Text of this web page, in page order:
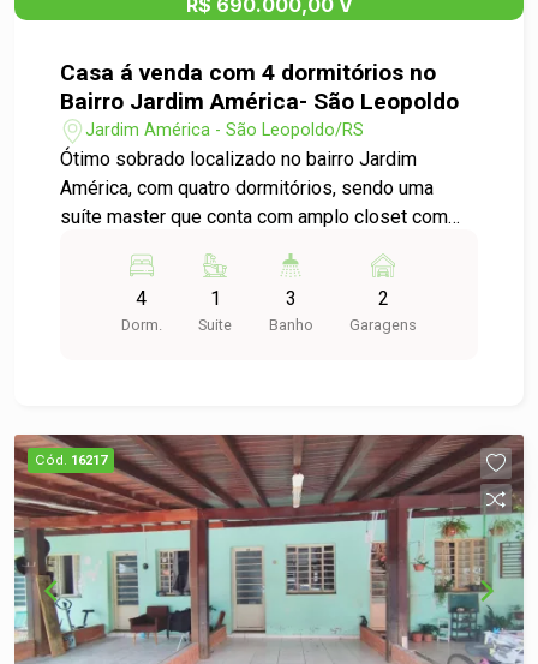
Casa á venda com 4 dormitórios no
Bairro Jardim América- São Leopoldo
Jardim América - São Leopoldo/RS
Ótimo sobrado localizado no bairro Jardim
América, com quatro dormitórios, sendo uma
suíte master que conta com amplo closet com
banheira de hidromassagem e sacada. O imóvel
dispõe ainda de banheiro social, lavabo, garagem
para dois carros, sala de estar aconchegante com
Jardim América, o sobrado está próximo de
supermercados, escolas, inclusive o IFSul,
academias, comércio em geral e empresas
industriais. Possui documentação em dia, aceita
financiamento bancário e estuda propostas
envolvendo parte do valor em imóvel, automóvel,
entre outras possibilidades. O que está
esperando, chame um de nossos corretores e
4
Dorm.
1
Suite
3
Banho
2
Garagens
Cód. 16217